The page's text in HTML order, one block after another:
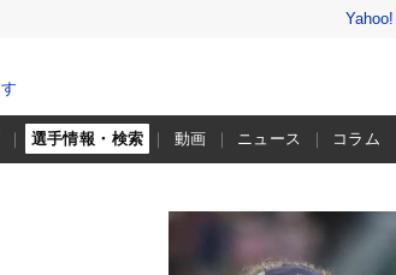
選手情報・検索 動画 ニュース コラム